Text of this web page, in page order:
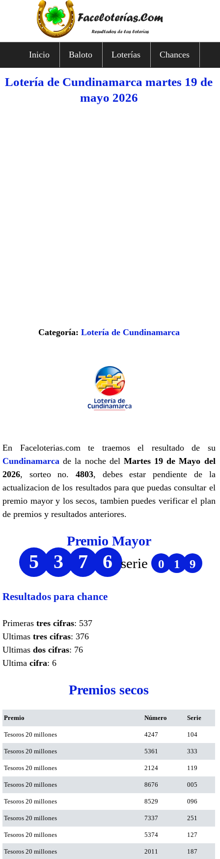
Inicio Baloto Loterías Chances
Lotería de Cundinamarca martes 19 de
mayo 2026
Categoría: Lotería de Cundinamarca
En Faceloterias.com te traemos el resultado de su
Cundinamarca de la noche del Martes 19 de Mayo del
2026, sorteo no.4803, debes estar pendiente de la
actualizacion de los resultados para que puedas consultar el
premio mayor y los secos, tambien puedes verificar el plan
de premios y resultados anteriores.
Premio Mayor
5 3 7 6 serie 0 1 9
Resultados para chance
Primeras tres cifras: 537
Ultimas tres cifras: 376
Ultimas dos cifras: 76
Ultima cifra: 6
Premios secos
Premio Número Serie
Tesoros 20 millones 4247 104
Tesoros 20 millones 5361 333
Tesoros 20 millones 2124 119
Tesoros 20 millones 8676 005
Tesoros 20 millones 8529 096
Tesoros 20 millones 7337 251
Tesoros 20 millones 5374 127
Tesoros 20 millones 2011 187